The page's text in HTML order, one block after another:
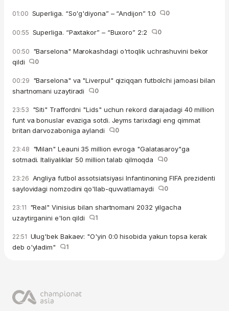
01:00 Superliga. “So'g'diyona” – “Andijon” 1:0 0
00:55 Superliga. “Paxtakor” – “Buxoro” 2:2 0
00:50 "Barselona" Marokashdagi o'rtoqlik uchrashuvini bekor
qildi
0
00:29 "Barselona" va "Liverpul" qiziqqan futbolchi jamoasi bilan
shartnomani uzaytiradi
0
23:53 "Siti" Traffordni "Lids" uchun rekord darajadagi 40 million
funt va bonuslar evaziga sotdi. Jeyms tarixdagi eng qimmat
britan darvozaboniga aylandi
0
23:48 "Milan" Leauni 35 million evroga "Galatasaroy"ga
sotmadi. Italiyaliklar 50 million talab qilmoqda
0
23:26 Angliya futbol assotsiatsiyasi Infantinoning FIFA prezidenti
saylovidagi nomzodini qo'llab-quvvatlamaydi
0
23:11 "Real" Vinisius bilan shartnomani 2032 yilgacha
uzaytirganini e'lon qildi
1
22:51 Ulug'bek Bakaev: "O'yin 0:0 hisobida yakun topsa kerak
deb o'yladim"
1